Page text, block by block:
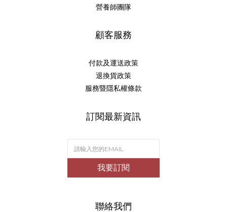
營養師團隊
顧客服務
付款及運送政策
退換貨政策
服務暨隱私權條款
訂閱最新資訊
我要訂閱
聯絡我們